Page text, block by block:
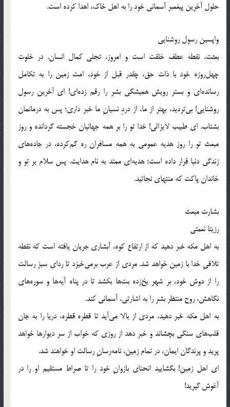
حلول آخرین پیغمبر آسمانی خود را به اهل خاک، اهدا کرده است.
واپسین رسول روشنایی
بعثت، نقطه عطف خلقت است و امروز، تجلی کمال انسان. در خلوت
چهل‌روزه خود با ذات حق، چقدر قبل از خود، امت زمین را به تکامل
رسانده‌ای و بستر رویش همیشگی بشر را رقم زده‌ای! ای آخرین رسول
روشنایی! بی‌تردید، بهتر از ما، از دردِ نسیانِ ما خبر داری؛ پس به درمانمان
بشتاب. ای طبیب لایزالی! خدا تو را بر همه جهانیان خجسته گردانده و روز
مبعث تو را روز هدیه عمومی به همه مسافران ره گم‌کرده، در جاده‌های
زندگی دنیا قرار داده است؛ هدیه‌ای ممتد به نام هدایت. پس سلام بر تو و
خاندان پاکت که منتهای نجاتید.
بشارت مبعث
رزیتا نعمتی
به اهل مکه خبر دهید که از ارتفاع کوه، آبشاری جریان یافته است که نقطه
تلاقیِ خدا با زمین خواهد شد. مردی از عرب برمی‌خیزد تا ردای سبز رسالت
را از دوش خود، بر شهر یخ‌زده بت‌ها بکشد تا در پناه آیه‌ها و سوره‌های
نگاهش، روح منتظر بشر را به اشارتی، آسمانی کند.
به اهل مکه خبر دهید، مردی از بالا می‌آید تا قطره قطره، دریا را به جان
قلب‌های سنگی بچشاند و خبر دهد از روزی که خواب از سر دیوارها خواهد
پرید و پرندگان ایمان، در تمام زمین، نامه‌رسانِ رسالت او خواهند شد.
ای اهل زمین! بگشایید انحنای بازوانِ خود را تا صراط مستقیم او را در
آغوش گیرید!